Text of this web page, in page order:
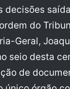
decisões
do
Geral,
seio desta
de